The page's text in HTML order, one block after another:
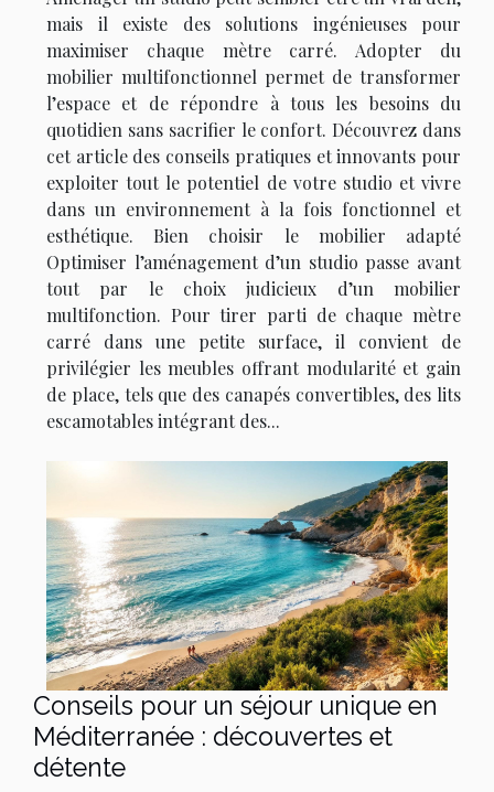
mais il existe des solutions ingénieuses pour
maximiser chaque mètre carré. Adopter du
mobilier multifonctionnel permet de transformer
l’espace et de répondre à tous les besoins du
quotidien sans sacrifier le confort. Découvrez dans
cet article des conseils pratiques et innovants pour
exploiter tout le potentiel de votre studio et vivre
dans un environnement à la fois fonctionnel et
esthétique. Bien choisir le mobilier adapté
Optimiser l’aménagement d’un studio passe avant
tout par le choix judicieux d’un mobilier
multifonction. Pour tirer parti de chaque mètre
carré dans une petite surface, il convient de
privilégier les meubles offrant modularité et gain
de place, tels que des canapés convertibles, des lits
escamotables intégrant des...
Conseils pour un séjour unique en
Méditerranée : découvertes et
détente